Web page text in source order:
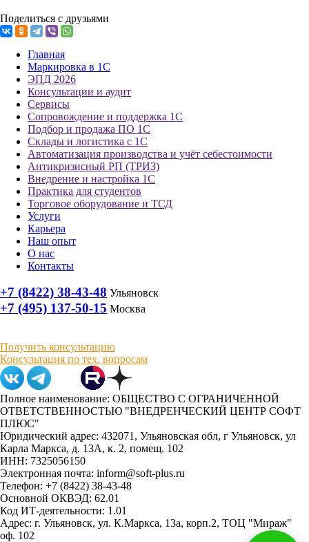
Поделиться с друзьями
Главная
Маркировка в 1С
ЭПД 2026
Консультации и аудит
Сервисы
Сопровождение и поддержка 1С
Подбор и продажа ПО 1С
Склады и логистика с 1С
Автоматизация производства и учёт себестоимости
Антикризисный РП (ТРИЗ)
Внедрение и настройка 1С
Практика для студентов
Торговое оборудование и ТСД
Услуги
Карьера
Наш опыт
О нас
Контакты
+7 (8422) 38-43-48 Ульяновск
+7 (495) 137-50-15 Москва
Получить консультацию
Консультация по тех. вопросам
Полное наименование: ОБЩЕСТВО С ОГРАНИЧЕННОЙ
ОТВЕТСТВЕННОСТЬЮ "ВНЕДРЕНЧЕСКИЙ ЦЕНТР СОФТ
ПЛЮС"
Юридический адрес: 432071, Ульяновская обл, г Ульяновск, ул
Карла Маркса, д. 13А, к. 2, помещ. 102
ИНН: 7325056150
Электронная почта: inform@soft-plus.ru
Телефон: +7 (8422) 38-43-48
Основной ОКВЭД: 62.01
Код ИТ-деятельности: 1.01
Адрес: г. Ульяновск, ул. К.Маркса, 13а, корп.2, ТОЦ "Мираж"
оф. 102